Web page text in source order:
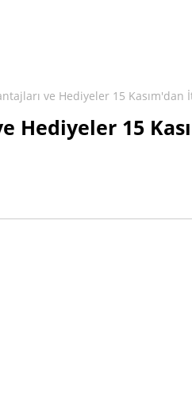
ve Hediyeler 15 Kasım'dan
Hediyeler 15